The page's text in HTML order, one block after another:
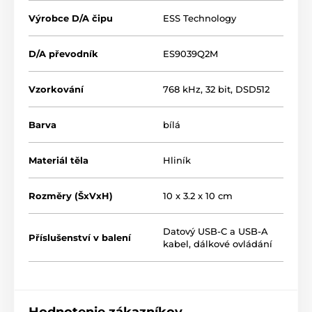
naplno využiť potenciál tak citlivých in-ear monitorov,
ako aj tradičných domácich slúchadiel cez hlavu. To
všetko bez negatívneho vplyvu pôvodnej zvukovej
karty počítača / notebooku / telefónu, ktorú DX1 plne
nahradí.
Výrobce D/A čipu ESS Technology
D/A převodník ES9039Q2M
Vzorkování 768 kHz, 32 bit, DSD512
Barva bílá
Materiál těla Hliník
Rozměry (ŠxVxH) 10 x 3.2 x 10 cm
Příslušenství v balení
Datový USB-C a USB-A
kabel, dálkové ovládání